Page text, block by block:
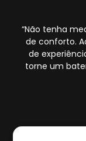
“Não tenha
de conforto.
de
torne um